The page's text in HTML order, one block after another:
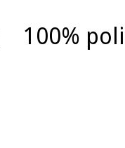
100%